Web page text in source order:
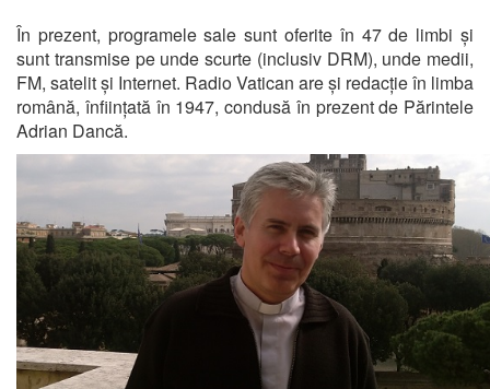
În prezent, programele sale sunt oferite în 47 de limbi și
sunt transmise pe unde scurte (inclusiv DRM), unde medii,
FM, satelit și Internet. Radio Vatican are și redacție în limba
română, înființată în 1947, condusă în prezent de Părintele
Adrian Dancă.